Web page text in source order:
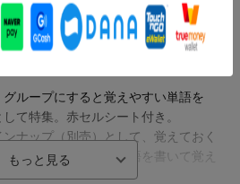
ーゲット中学英単語1800 五訂版』
さらに便利になりました。紙面の二
ればすぐに音声サイトにアクセスで
いん」を追加したので、日本語から
た。英検(R)級のアイコンは英検(R)
ので、単語の意味はもちろん、使い
ループにすると覚えやすい単語を
て特集。赤セルシート付き。
ナップ（別売）として、覚えておく
暗記カード」や1800語を書いて覚え
す。